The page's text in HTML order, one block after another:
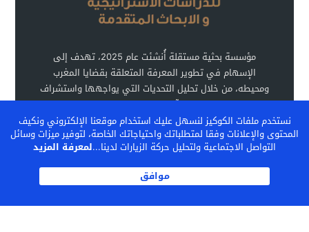
مؤسسة بحثية مستقلة أُنشئت عام 2025، تهدف إلى
الإسهام في تطوير المعرفة المتعلقة بقضايا المغرب
ومحيطه، من خلال تحليل التحديات التي يواجهها واستشراف
آفاق تطوره.
اشـتـرك
نستخدم ملفات الكوكيز لنسهل عليك استخدام موقعنا الإلكتروني ونكيف
المحتوى والإعلانات وفقا لمتطلباتك واحتياجاتك الخاصة، لتوفير ميزات وسائل
التواصل الاجتماعية ولتحليل حركة الزيارات لدينا...لمعرفة المزيد
موافق